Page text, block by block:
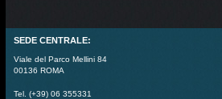
SEDE CENTRALE:
Viale del Parco Mellini 84
00136 ROMA
Tel. (+39) 06 355331